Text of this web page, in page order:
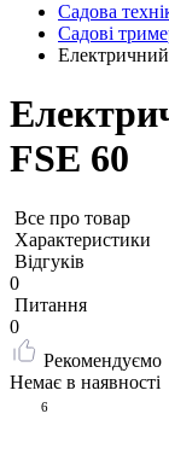
Садова
Садові
FSE 60
Все про товар
Характеристики
Відгуків
0
Питання
0
Рекомендуємо
Немає в наявності
6